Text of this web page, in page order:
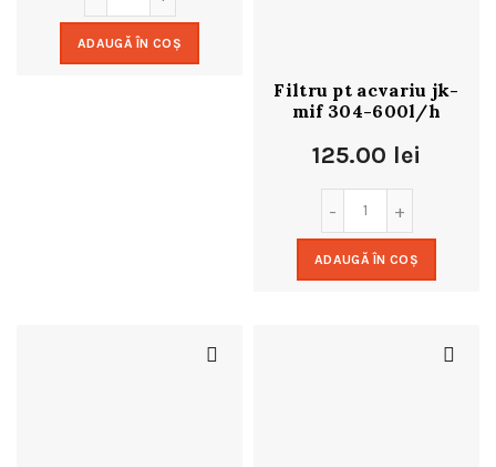
ADAUGĂ ÎN COȘ
Filtru pt acvariu jk-
mif 304-600l/h
125.00 lei
ADAUGĂ ÎN COȘ